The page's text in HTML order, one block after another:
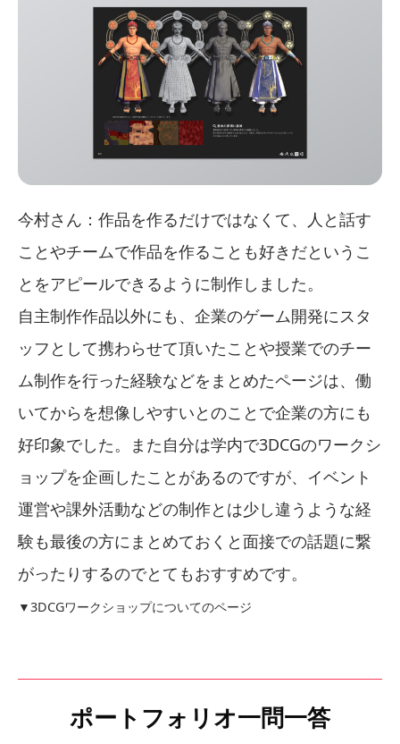
今村さん：作品を作るだけではなくて、人と話す
ことやチームで作品を作ることも好きだというこ
とをアピールできるように制作しました。
自主制作作品以外にも、企業のゲーム開発にスタ
ッフとして携わらせて頂いたことや授業でのチー
ム制作を行った経験などをまとめたページは、働
いてからを想像しやすいとのことで企業の方にも
好印象でした。また自分は学内で3DCGのワークシ
ョップを企画したことがあるのですが、イベント
運営や課外活動などの制作とは少し違うような経
験も最後の方にまとめておくと面接での話題に繋
がったりするのでとてもおすすめです。
▼3DCGワークショップについてのページ
ポートフォリオ一問一答